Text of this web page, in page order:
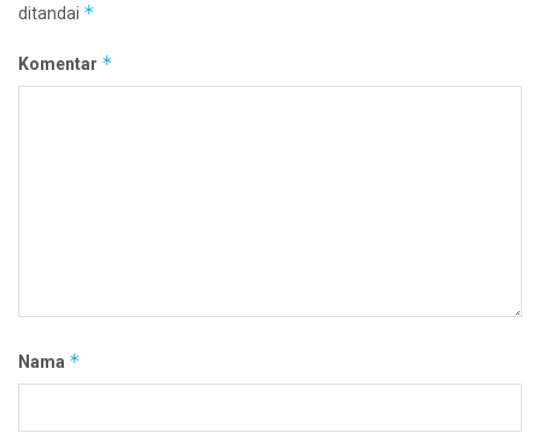
ditandai *
Komentar *
Nama *